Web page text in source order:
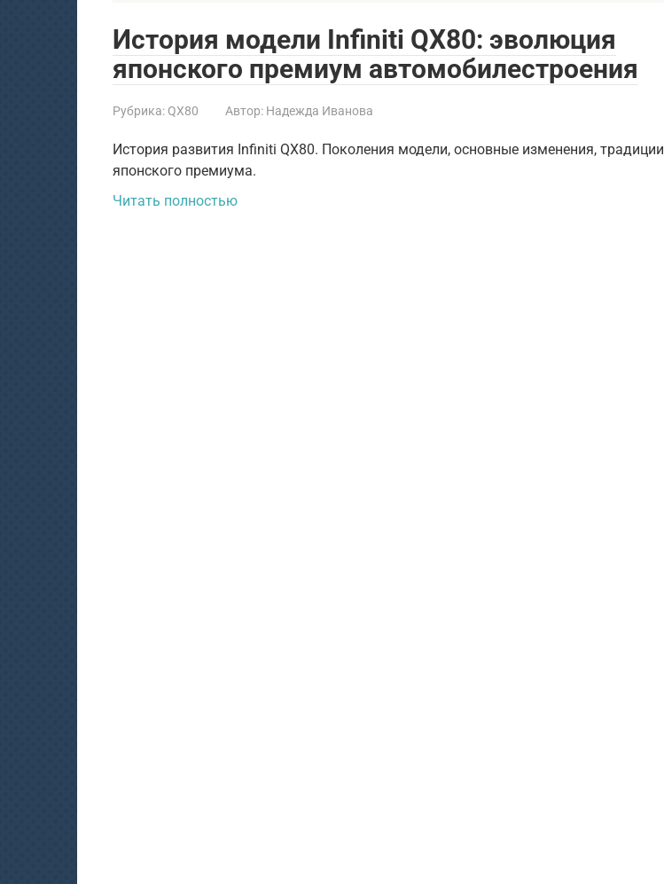
История модели Infiniti QX80: эволюция
японского премиум автомобилестроения
Рубрика:QX80 Автор: Надежда Иванова
История развития Infiniti QX80. Поколения модели, основные изменения, традиции
японского премиума.
Читать полностью